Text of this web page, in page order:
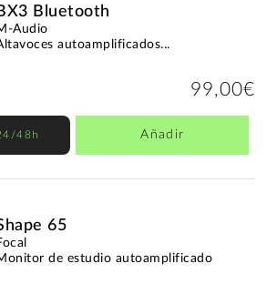
Bluetooth
Audio
autoamplificados...
99,00€
48h Añadir
65
de estudio autoamplificado